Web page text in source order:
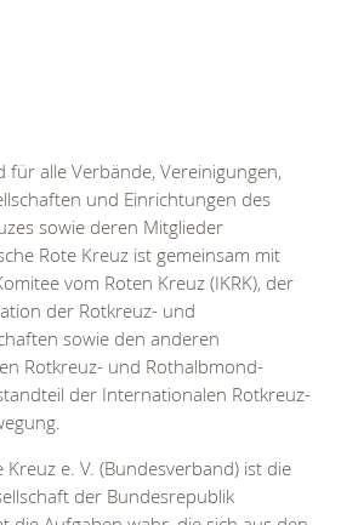
für alle Verbände, Vereinigungen,
und Einrichtungen des
sowie deren Mitglieder
Rote Kreuz ist gemeinsam mit
vom Roten Kreuz (IKRK), der
der Rotkreuz- und
sowie den anderen
Rotkreuz- und Rothalbmond-
der Internationalen Rotkreuz-
Kreuz e. V. (Bundesverband) ist die
der Bundesrepublik